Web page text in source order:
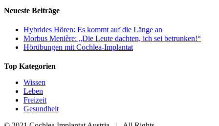
Neueste Beiträge
Hybrides Hören: Es kommt auf die Länge an
Morbus Menière: „Die Leute dachten, ich sei betrunken!“
Hörübungen mit Cochlea-Implantat
Top Kategorien
Wissen
Leben
Freizeit
Gesundheit